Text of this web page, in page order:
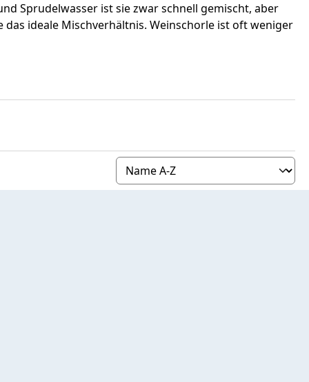
Sprudelwasser ist sie zwar schnell gemischt, aber
ideale Mischverhältnis. Weinschorle ist oft weniger